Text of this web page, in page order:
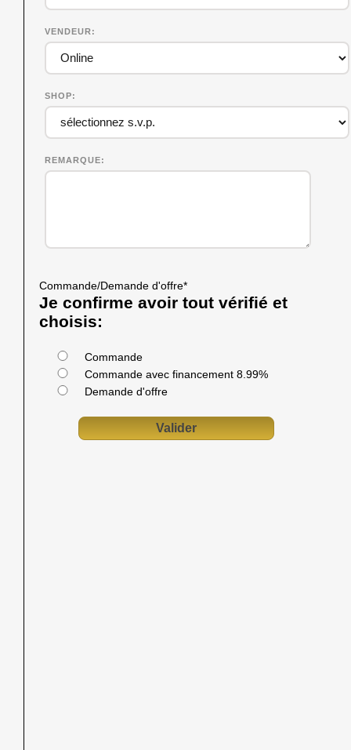
VENDEUR
SHOP
REMARQUE
Commande/Demande d'offre*
Je confirme avoir tout vérifié et
choisis:
Commande
Commande avec financement 8.99%
Demande d'offre